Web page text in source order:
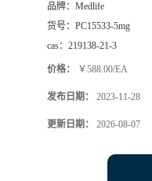
品牌： Medlife
货号： PC15533-5mg
cas： 219138-21-3
价格： ￥588.00/EA
发布日期： 2023-11-28
更新日期： 2026-08-07